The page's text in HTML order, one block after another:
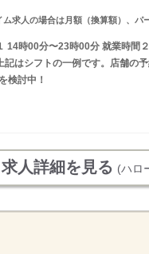
求人の場合は月額（換算額）、パ
14時00分〜23時00分 就業時間
はシフトの一例です。店舗の
検討中！
求人詳細を見る (ハロ